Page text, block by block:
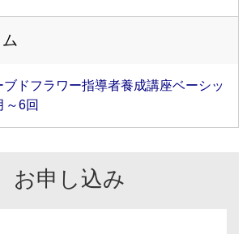
ドフラワー指導者養成講座ベーシッ
6回
お申し込み